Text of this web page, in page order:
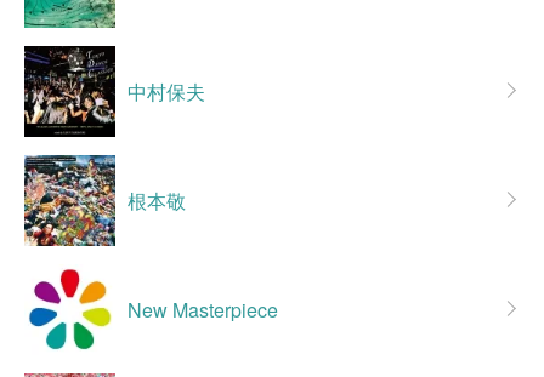
中村保夫
根本敬
New Masterpiece